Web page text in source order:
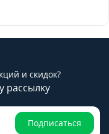
и скидок?
рассылку
Подписаться